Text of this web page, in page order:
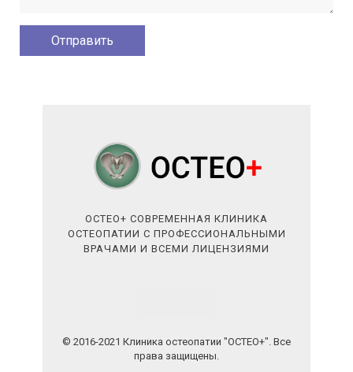
ОСТЕО+ СОВРЕМЕННАЯ КЛИНИКА
ОСТЕОПАТИИ С ПРОФЕССИОНАЛЬНЫМИ
ВРАЧАМИ И ВСЕМИ ЛИЦЕНЗИЯМИ
© 2016-2021 Клиника остеопатии "ОСТЕО+". Все
права защищены.